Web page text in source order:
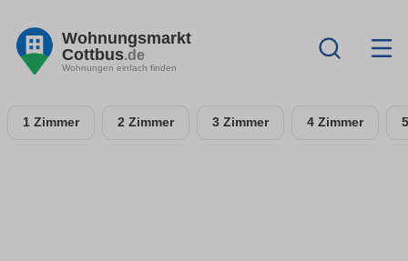
Wohnungsmarkt
Cottbus.de
Wohnungen einfach finden
1 Zimmer 2 Zimmer 3 Zimmer 4 Zimmer